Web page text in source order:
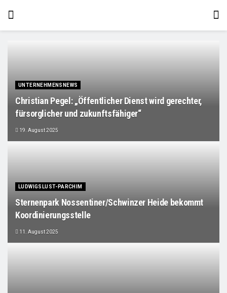
UNTERNEHMENSNEWS
Christian Pegel: „Öffentlicher Dienst wird gerechter,
fürsorglicher und zukunftsfähiger“
19. August 2025
LUDWIGSLUST-PARCHIM
Sternenpark Nossentiner/Schwinzer Heide bekommt
Koordinierungsstelle
11. August 2025